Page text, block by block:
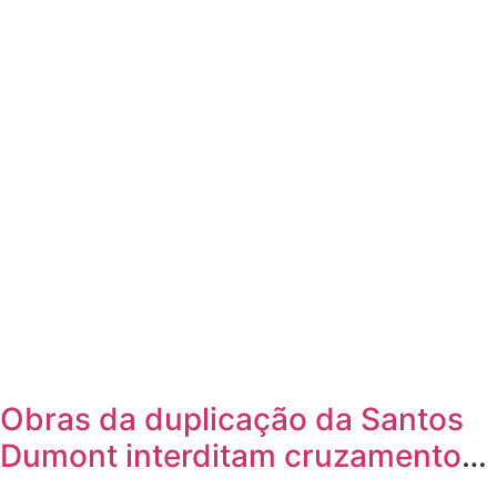
Obras da duplicação da Santos
Dumont interditam cruzamento